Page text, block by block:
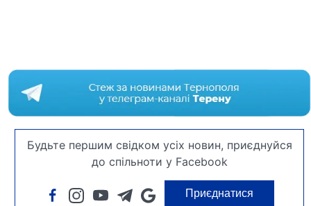
Будьте першим свідком усіх новин, приєднуйся
до спільноти у Facebook
Приєднатися